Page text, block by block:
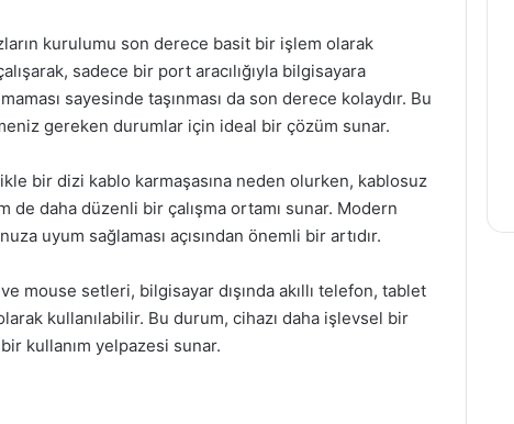
kurulumu son derece basit bir işlem olarak
sadece bir port aracılığıyla bilgisayara
sayesinde taşınması da son derece kolaydır. Bu
gereken durumlar için ideal bir çözüm sunar.
bir dizi kablo karmaşasına neden olurken, kablosuz
de daha düzenli bir çalışma ortamı sunar. Modern
uyum sağlaması açısından önemli bir artıdır.
mouse setleri, bilgisayar dışında akıllı telefon, tablet
kullanılabilir. Bu durum, cihazı daha işlevsel bir
kullanım yelpazesi sunar.